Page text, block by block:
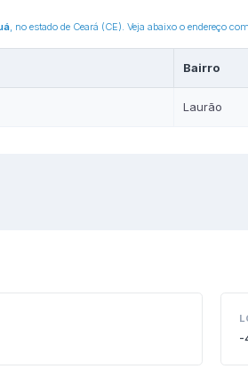
, no estado de Ceará (CE). Veja abaixo o endereço
Bairro
Laurão
-